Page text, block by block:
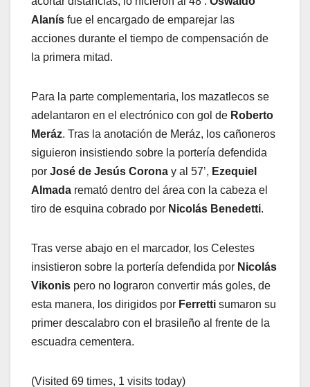
Alanís fue el encargado de emparejar las
acciones durante el tiempo de compensación de
la primera mitad.
Para la parte complementaria, los mazatlecos se
adelantaron en el electrónico con gol de Roberto
Meráz. Tras la anotación de Meráz, los cañoneros
siguieron insistiendo sobre la portería defendida
por José de Jesús Corona y al 57’, Ezequiel
Almada remató dentro del área con la cabeza el
tiro de esquina cobrado por Nicolás Benedetti.
Tras verse abajo en el marcador, los Celestes
insistieron sobre la portería defendida por Nicolás
Vikonis pero no lograron convertir más goles, de
esta manera, los dirigidos por Ferretti sumaron su
primer descalabro con el brasileño al frente de la
escuadra cementera.
(Visited 69 times, 1 visits today)